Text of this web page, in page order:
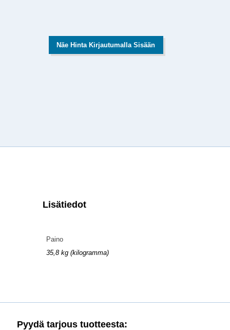
Näe Hinta Kirjautumalla Sisään
Lisätiedot
Paino
35,8 kg (kilogramma)
Pyydä tarjous tuotteesta: